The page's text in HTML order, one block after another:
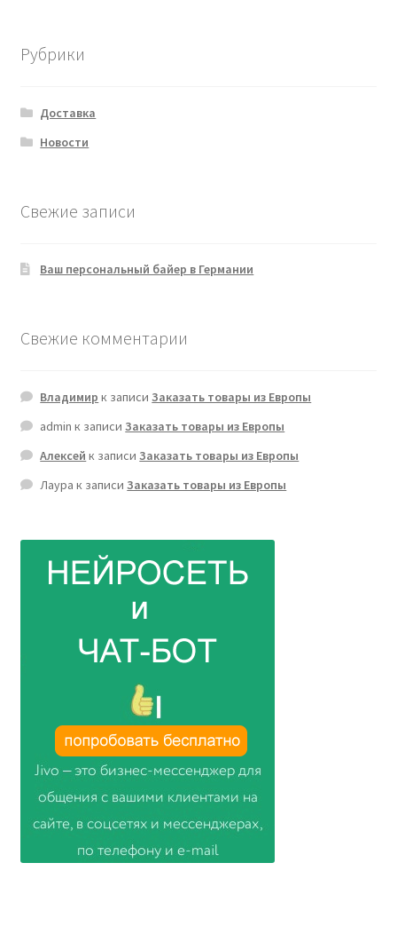
Рубрики
Доставка
Новости
Свежие записи
Ваш персональный байер в Германии
Свежие комментарии
Владимир к записиЗаказать товары из Европы
admin к записиЗаказать товары из Европы
Алексей к записиЗаказать товары из Европы
Лаура к записиЗаказать товары из Европы